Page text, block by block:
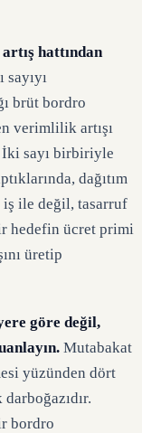
hattından
sayıyı
brüt bordro
verimlilik artışı
İki sayı birbiriyle
dağıtım
ile değil, tasarruf
hedefin ücret primi
üretip
göre değil,
Mutabakat
yüzünden dört
bordro